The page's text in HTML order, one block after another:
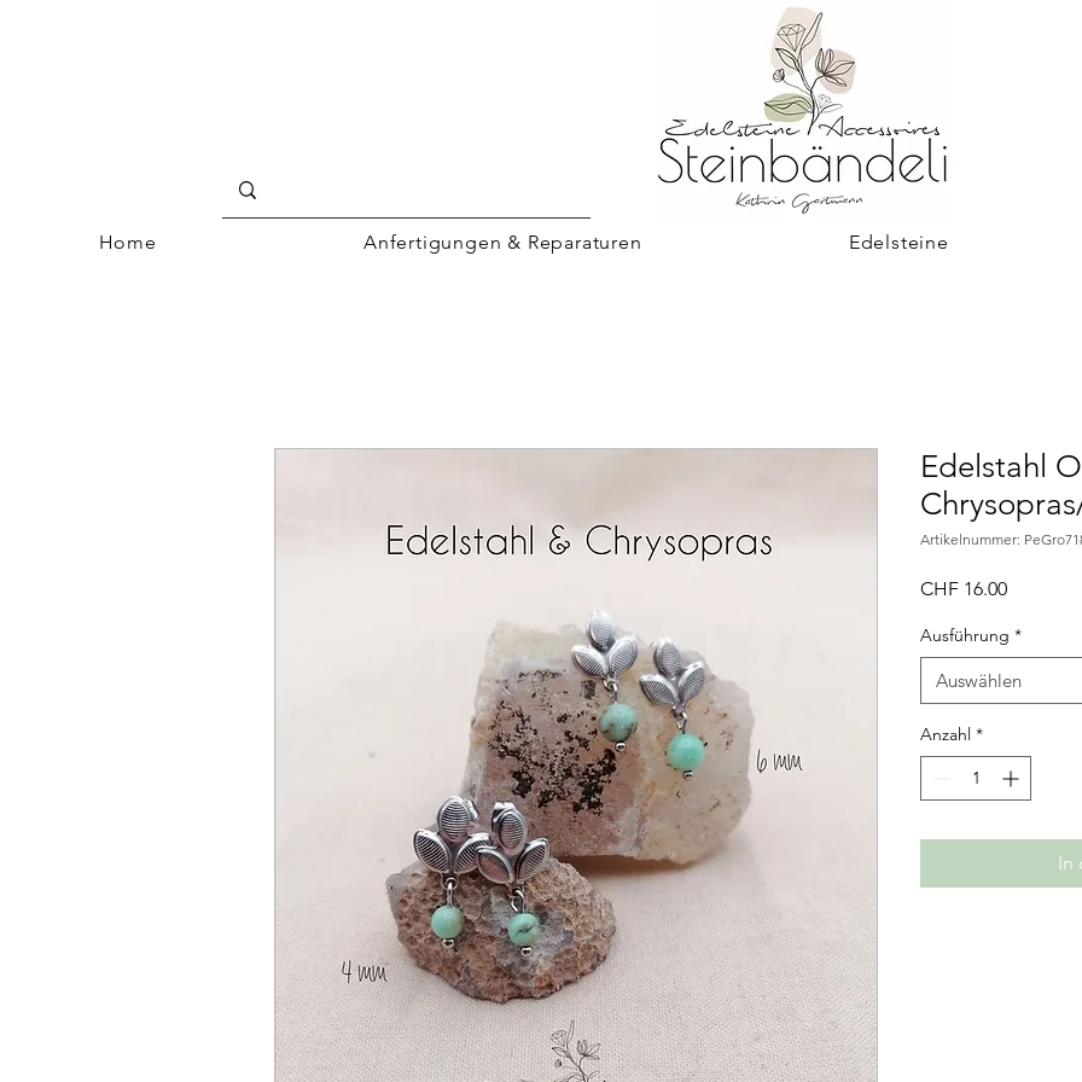
Home Anfertigungen & Reparaturen Edelsteine
Edelstahl
Artikelnummer:
CHF 16.00Preis
Ausführung *
Auswählen
Anzahl *
In